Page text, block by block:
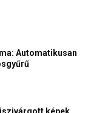
Automatikusan